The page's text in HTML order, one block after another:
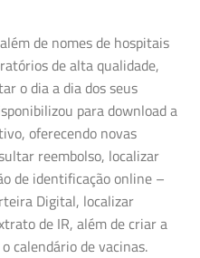
de nomes de hospitais
de alta qualidade,
o dia a dia dos seus
para download a
oferecendo novas
reembolso, localizar
de identificação online –
Digital, localizar
de IR, além de criar a
calendário de vacinas.